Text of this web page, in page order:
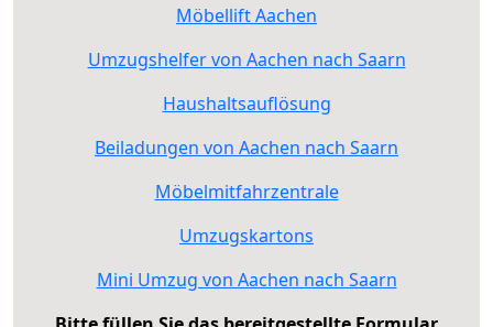
Möbellift Aachen
Umzugshelfer von Aachen nach Saarn
Haushaltsauflösung
Beiladungen von Aachen nach Saarn
Möbelmitfahrzentrale
Umzugskartons
Mini Umzug von Aachen nach Saarn